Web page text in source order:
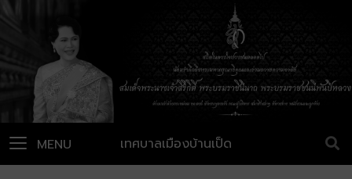
เทศบาลเมืองบ้านเป็ด
MENU